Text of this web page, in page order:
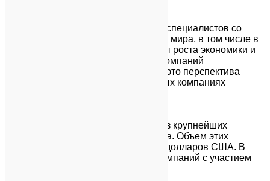
С каждым годом востребованность специалистов со
знанием китайского языка в странах мира, в том числе в
Узбекистане, растёт. Быстрые темпы роста экономики и
солидное место соответствующих компаний
Поднебесной на мировом рынке — это перспектива
отличного трудоустройства в крупных компаниях
В настоящее время Китай — один из крупнейших
инвесторов в экономику Узбекистана. Объем этих
инвестиций достиг свыше 7,8 млрд долларов США. В
Узбекистане действует около 800 компаний с участием